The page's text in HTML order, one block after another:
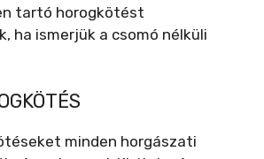
tartó horogkötést
ha ismerjük a csomó nélküli
minden horgászati